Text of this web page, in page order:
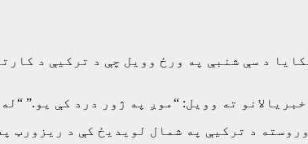
د سې شنبې په ورځ وویل چې د ترکیې د
ته وویل: “موږ په ژور درد کې یو.” “له بده مرغه